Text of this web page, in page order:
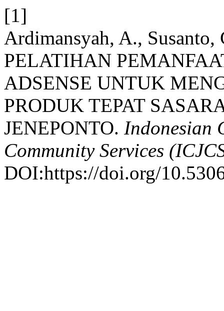
[1]
Ardimansyah, A.,
PELATIHAN
ADSENSE UNTUK
PRODUK TEPAT
JENEPONTO. Indonesian
Community Services
DOI:https://doi.org/